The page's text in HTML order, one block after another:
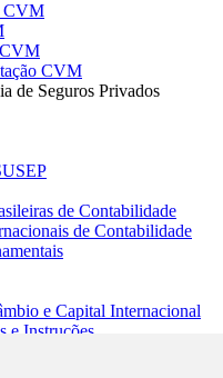
CVM
CVM
de Seguros Privados
de Contabilidade
de Contabilidade
e Capital Internacional
e Instruções
e Valores Mobiliários
Rural